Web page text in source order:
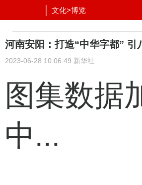
文化>博览
河南安阳：打造“中华字都” 引
2023-06-28 10:06:49 新华社
图集数据
中...